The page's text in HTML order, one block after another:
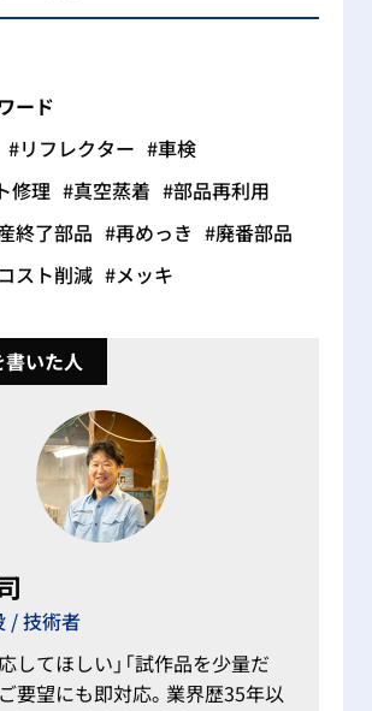
ード
#リフレクター #車検
修理 #真空蒸着 #部品再利用
終了部品 #再めっき #廃番部品
スト削減 #メッキ
書いた人
/ 技術者
してほしい」「試作品を少量だ
要望にも即対応。業界歴35年以